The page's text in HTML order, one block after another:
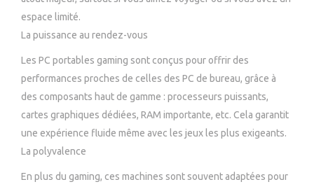
espace limité.
La puissance au rendez-vous
Les PC portables gaming sont conçus pour offrir des
performances proches de celles des PC de bureau, grâce à
des composants haut de gamme : processeurs puissants,
cartes graphiques dédiées, RAM importante, etc. Cela garantit
une expérience fluide même avec les jeux les plus exigeants.
La polyvalence
En plus du gaming, ces machines sont souvent adaptées pour